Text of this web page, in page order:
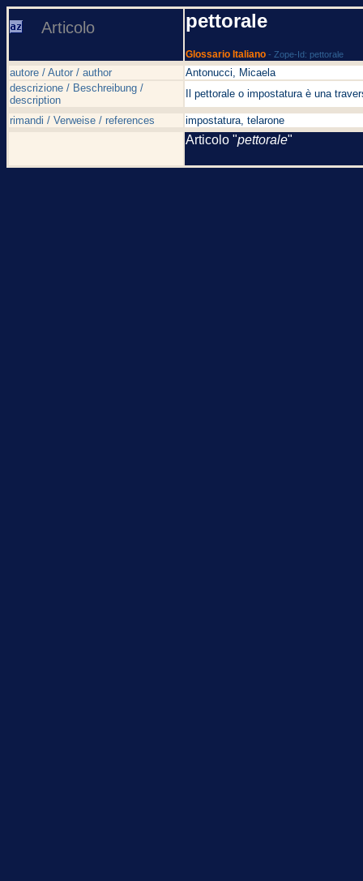
Articolo pettorale
Glossario Italiano - Zope-Id: pettorale
autore / Autor / author
Antonucci, Micaela
descrizione / Beschreibung /
description
Il pettorale o impostatura è una
rimandi / Verweise / references impostatura, telarone
Articolo "pettorale"